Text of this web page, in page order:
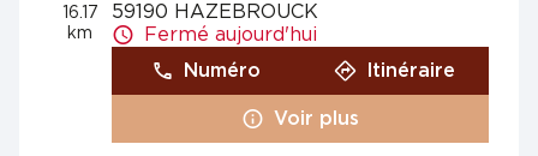
16.17
km
59190 HAZEBROUCK
Fermé aujourd'hui
Numéro
Itinéraire
Voir plus